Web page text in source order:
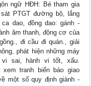
ngữ HĐH: Bé tham gia
PTGT đường bộ, lắng
dao, đồng dao: gánh -
âm thanh, động cơ của
đi cầu đi quán., giải
phát hiện những máy
sai, hành vi tốt, xấu.
tranh biển báo giao
một số quy định giành -